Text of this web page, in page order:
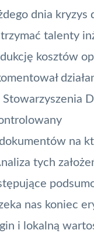
dnia
talenty
kosztów
Stowarzyszenia
na
tych
nas koniec
i lokalną